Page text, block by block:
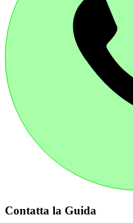
Contatta la Guida